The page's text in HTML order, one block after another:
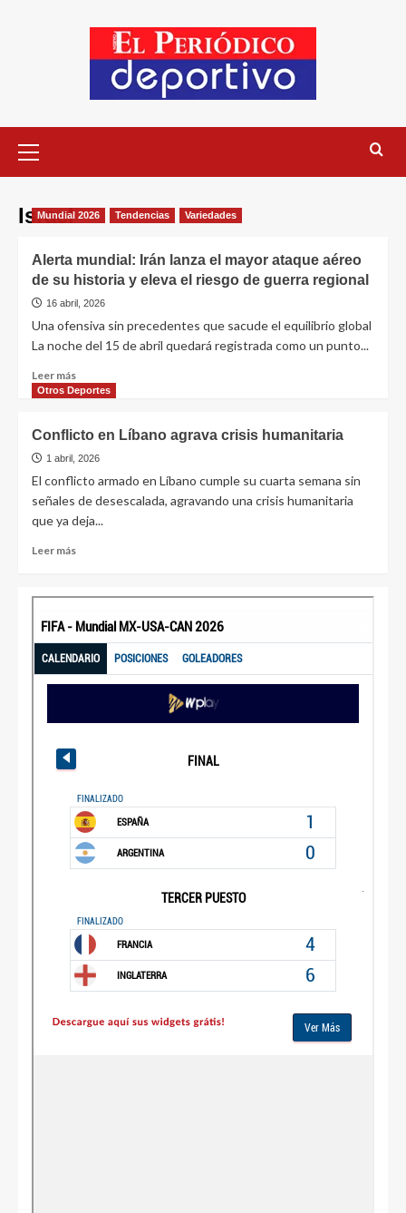
Israel
Mundial 2026 Tendencias Variedades
Alerta mundial: Irán lanza el mayor ataque aéreo
de su historia y eleva el riesgo de guerra regional
16 abril, 2026
Una ofensiva sin precedentes que sacude el equilibrio global
La noche del 15 de abril quedará registrada como un punto...
Leer más
Otros Deportes
Conflicto en Líbano agrava crisis humanitaria
1 abril, 2026
El conflicto armado en Líbano cumple su cuarta semana sin
señales de desescalada, agravando una crisis humanitaria
que ya deja...
Leer más